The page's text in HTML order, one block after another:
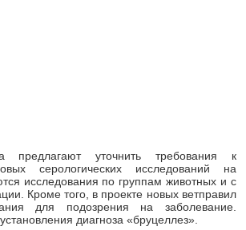
предлагают уточнить требования к
серологических исследований на
исследования по группам животных и с
Кроме того, в проекте новых ветправил
для подозрения на заболевание.
диагноза «бруцеллез».